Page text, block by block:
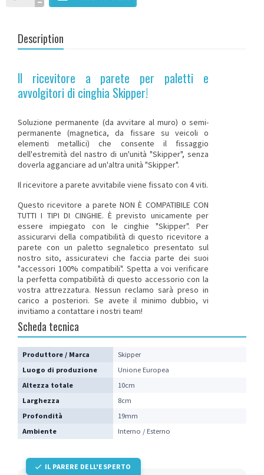
Description
Il ricevitore a parete per paletti e
avvolgitori di cinghia Skipper!
Soluzione permanente (da avvitare al muro) o semi-
permanente (magnetica, da fissare su veicoli o
elementi metallici) che consente il fissaggio
dell'estremità del nastro di un'unità "Skipper", senza
doverla agganciare ad un'altra unità "Skipper".
Il ricevitore a parete avvitabile viene fissato con 4 viti.
Questo ricevitore a parete NON È COMPATIBILE CON
TUTTI I TIPI DI CINGHIE. È previsto unicamente per
essere impiegato con le cinghie "Skipper". Per
assicurarvi della compatibilità di questo ricevitore a
parete con un paletto segnaletico presentato sul
nostro sito, assicuratevi che faccia parte dei suoi
"accessori 100% compatibili". Spetta a voi verificare
la perfetta compatibilità di questo accessorio con la
vostra attrezzatura. Nessun reclamo sarà preso in
carico a posteriori. Se avete il minimo dubbio, vi
invitiamo a contattare i nostri team!
Scheda tecnica
Produttore / Marca
Skipper
Luogo di produzione
Unione Europea
Altezza totale
10cm
Larghezza
8cm
Profondità
19mm
Ambiente
Interno / Esterno
IL PARERE DELL'ESPERTO